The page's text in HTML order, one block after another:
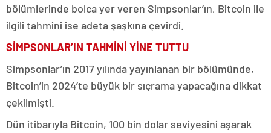
bölümlerinde bolca yer veren Simpsonlar’ın, Bitcoin ile
ilgili tahmini ise adeta şaşkına çevirdi.
SİMPSONLAR’IN TAHMİNİ YİNE TUTTU
Simpsonlar’ın 2017 yılında yayınlanan bir bölümünde,
Bitcoin’in 2024’te büyük bir sıçrama yapacağına dikkat
çekilmişti.
Dün itibarıyla Bitcoin, 100 bin dolar seviyesini aşarak